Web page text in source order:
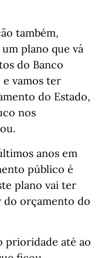
também,
plano que vá
do Banco
vamos ter
do Estado,
nos
anos em
público é
plano vai ter
do orçamento do
prioridade até ao